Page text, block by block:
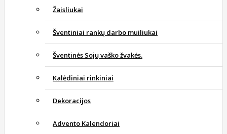
Žaisliukai
Šventiniai rankų darbo muiliukai
Šventinės Sojų vaško žvakės.
Kalėdiniai rinkiniai
Dekoracijos
Advento Kalendoriai